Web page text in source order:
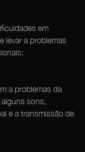
em
levar a problemas
a problemas da
sons,
e a transmissão de